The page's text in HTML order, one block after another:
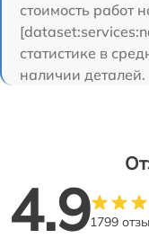
стоимость работ
статистике в
наличии деталей.
4.91799